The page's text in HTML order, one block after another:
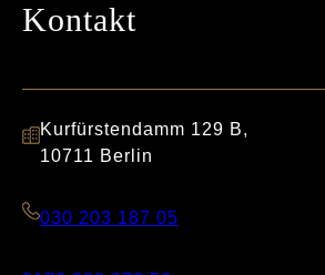
Kontakt
Kurfürstendamm 129 B,
10711 Berlin
030 203 187 05